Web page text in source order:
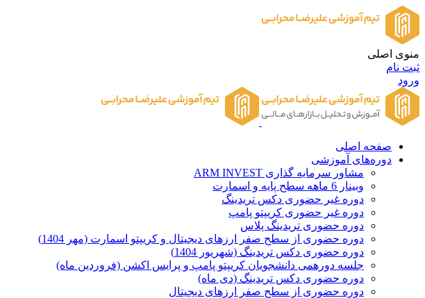
منوی اصلی
ثبت نام
ورود
صفحه اصلی
دوره‌های آموزشی
مشاور سرمایه گذاری ARM INVEST
وبینار 6 ماهه سطح پایه و اسمارت
دوره غیر حضوری دکس تریدینگ
دوره غیر حضوری کریپتو پامپ
دوره حضوری تریدینگ پلاس
دوره حضوری از سطح صفر ارزهای دیجیتال و کریپتو اسمارت (مهر 1404)
دوره حضوری دکس تریدینگ (شهریور 1404)
جلسه دورهمی دانشجویان کریپتو پامپ و پرایس اکشن (فروردین ماه)
دوره حضوری دکس تریدینگ (دی ماه)
دوره حضوری از سطح صفر ارزهای دیجیتال